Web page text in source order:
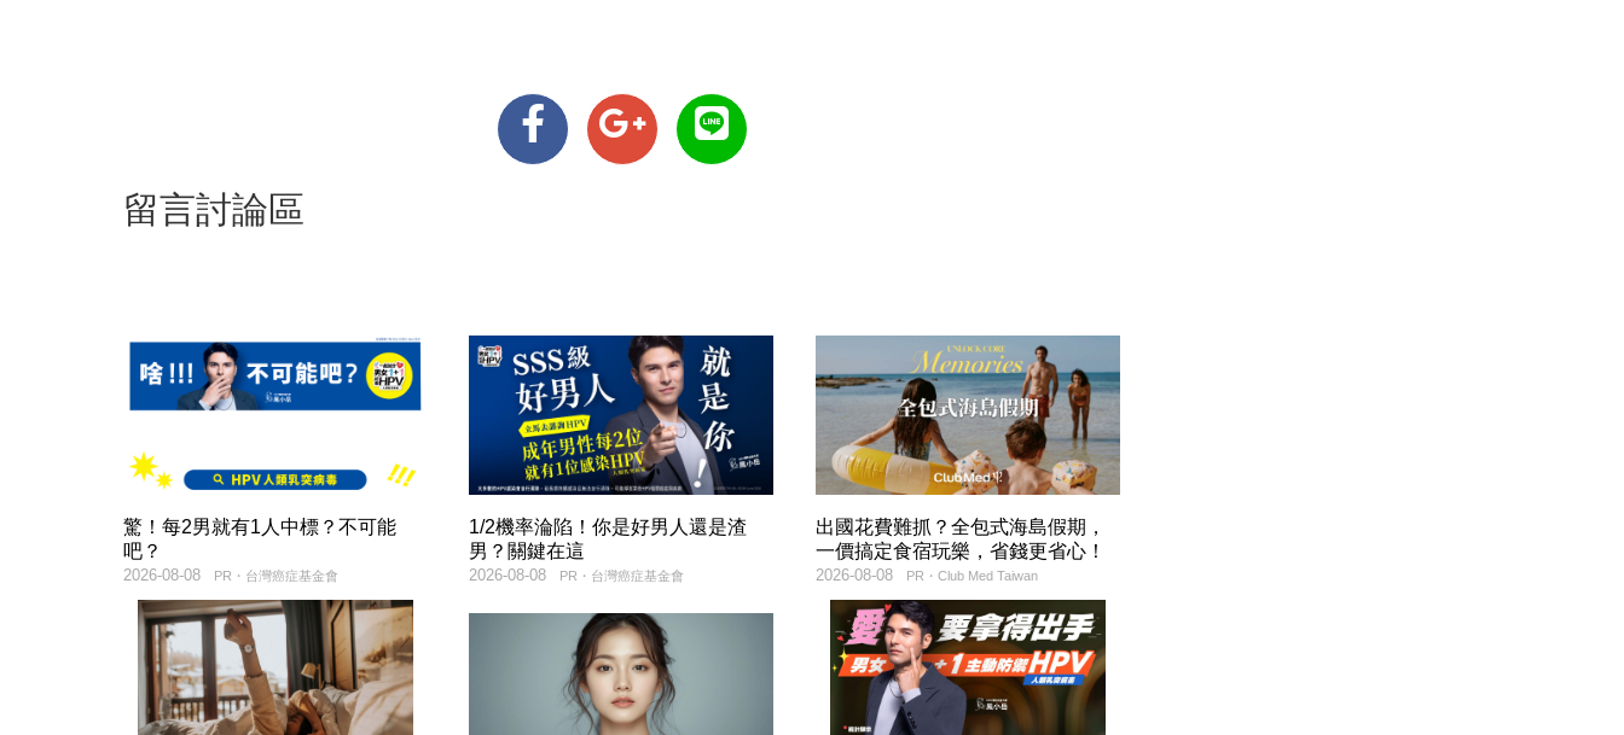
留言討論區
驚！每2男就有1人中標？不可能
吧？
PR・台灣癌症基金會
2026-08-08
1/2機率淪陷！你是好男人還是渣
男？關鍵在這
PR・台灣癌症基金會
2026-08-08
出國花費難抓？全包式海島假期，
一價搞定食宿玩樂，省錢更省心！
PR・Club Med Taiwan
2026-08-08